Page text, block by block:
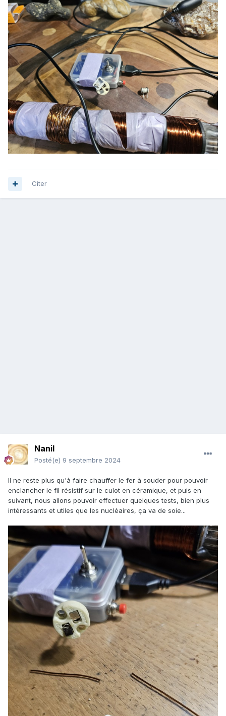
Citer
Nanil
Posté(e) 9 septembre 2024
Il ne reste plus qu'à faire chauffer le fer à souder pour pouvoir
enclancher le fil résistif sur le culot en céramique, et puis en
suivant, nous allons pouvoir effectuer quelques tests, bien plus
intéressants et utiles que les nucléaires, ça va de soie...